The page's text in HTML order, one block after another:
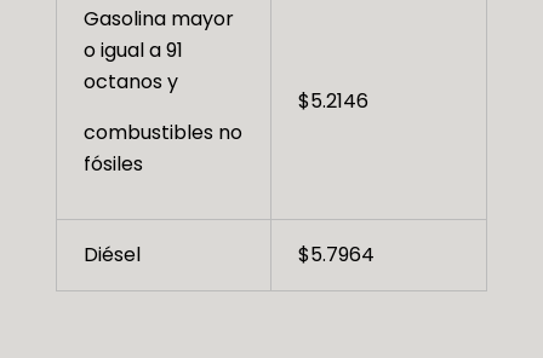
Gasolina mayor
o igual a 91
octanos y
combustibles no
fósiles
$5.2146
Diésel $5.7964